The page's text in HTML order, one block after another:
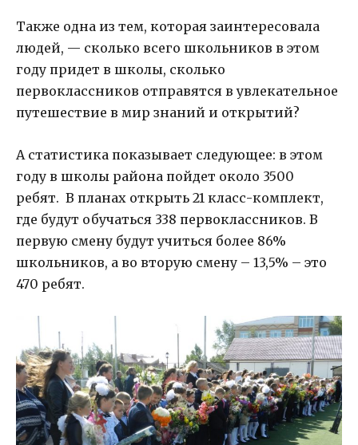
Также одна из тем, которая заинтересовала
людей, — сколько всего школьников в этом
году придет в школы, сколько
первоклассников отправятся в увлекательное
путешествие в мир знаний и открытий?
А статистика показывает следующее: в этом
году в школы района пойдет около 3500
ребят. В планах открыть 21 класс-комплект,
где будут обучаться 338 первоклассников. В
первую смену будут учиться более 86%
школьников, а во вторую смену – 13,5% – это
470 ребят.